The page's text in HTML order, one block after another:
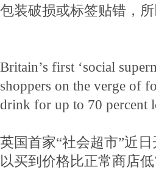
包装破损或标签贴错，所
Britain’s first ‘social
shoppers on the verge of
drink for up to 70 percent
英国首家“社会超市”近
以买到价格比正常商店